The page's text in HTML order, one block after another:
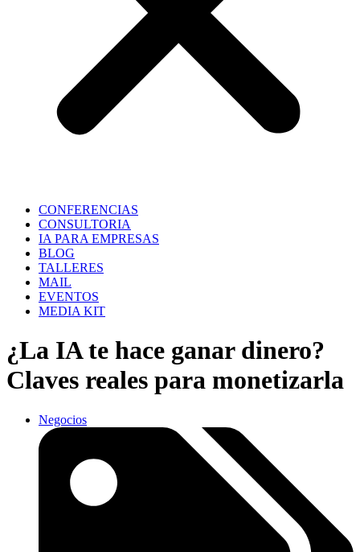
CONFERENCIAS
CONSULTORIA
IA PARA EMPRESAS
BLOG
TALLERES
MAIL
EVENTOS
MEDIA KIT
¿La IA te hace ganar dinero?
Claves reales para monetizarla
Negocios